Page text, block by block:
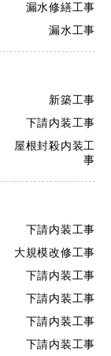
漏水修繕工事
漏水工事
新築工事
下請内装工事
屋根封殺内装工
事
下請内装工事
大規模改修工事
下請内装工事
下請内装工事
下請内装工事
下請内装工事